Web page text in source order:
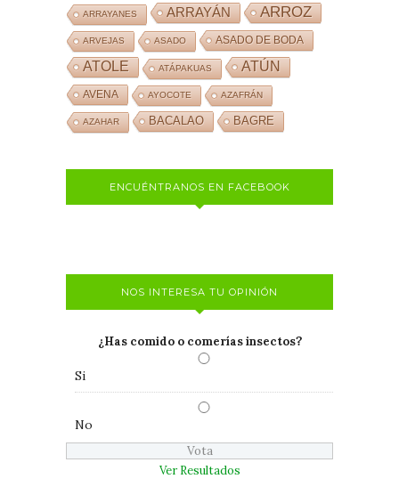
ARRAYANES ARRAYÁN ARROZ
ARVEJAS ASADO ASADO DE BODA
ATOLE ATÁPAKUAS ATÚN
AVENA AYOCOTE AZAFRÁN
AZAHAR BACALAO BAGRE
ENCUÉNTRANOS EN FACEBOOK
NOS INTERESA TU OPINIÓN
¿Has comido o comerías insectos?
Si
No
Ver Resultados